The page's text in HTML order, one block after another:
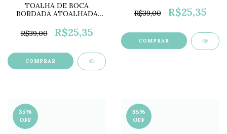
TOALHA DE BOCA
BORDADA ATOALHADA
R$39,00
R$25,35
COMPRAR
R$39,00
R$25,35
COMPRAR
35%
OFF
35%
OFF